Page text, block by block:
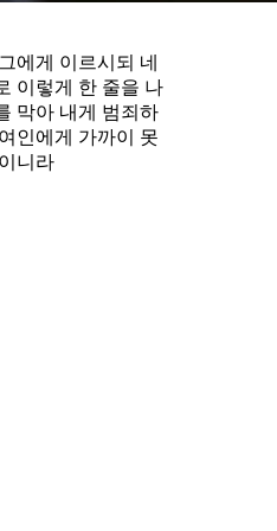
에게 이르시되 네
이렇게 한 줄을 나
막아 내게 범죄하
인에게 가까이 못
니라